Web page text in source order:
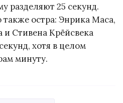
разделяют 25 секунд.
также остра: Энрика Маса,
Стивена Крёйсвека
хотя в целом
минуту.